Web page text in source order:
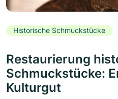
Historische Schmuckstücke
Restaurierung
Schmuckstücke:
Kulturgut